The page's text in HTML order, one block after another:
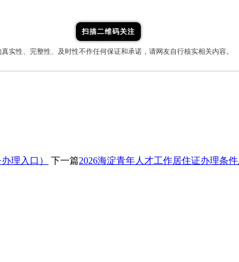
扫描二维码关注
性、完整性、及时性不作任何保证和承诺，请网友自行核实相关内容。
理入口） 下一篇2026海淀青年人才工作居住证办理条